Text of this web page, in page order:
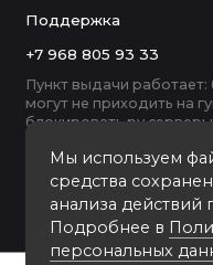
Мы используем
средства
анализа действий
Подробнее в
персональных
Поддержка
+7 968 805 93 33
Пункт выдачи работает:
могут не приходить на
блокировать ру серверы